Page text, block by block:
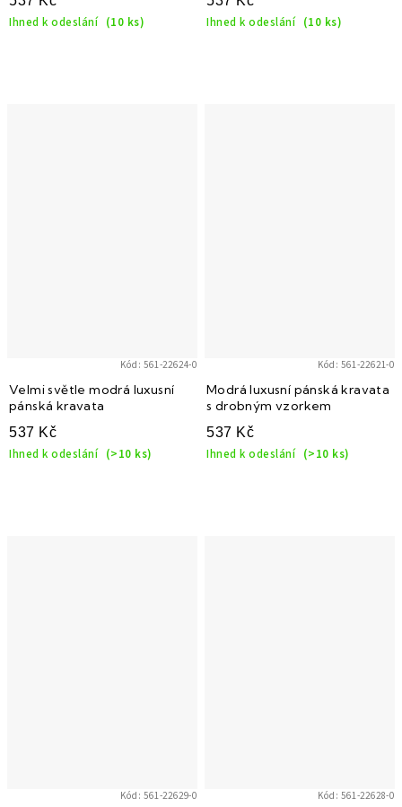
Ihned k odeslání (10 ks) Ihned k odeslání (10 ks)
Velmi světle modrá luxusní
pánská kravata
537 Kč
Ihned k odeslání (>10 ks)
Kód:561-22624-0
Modrá luxusní pánská kravata
s drobným vzorkem
537 Kč
Ihned k odeslání (>10 ks)
Kód:561-22621-0
Kód:561-22629-0 Kód:561-22628-0